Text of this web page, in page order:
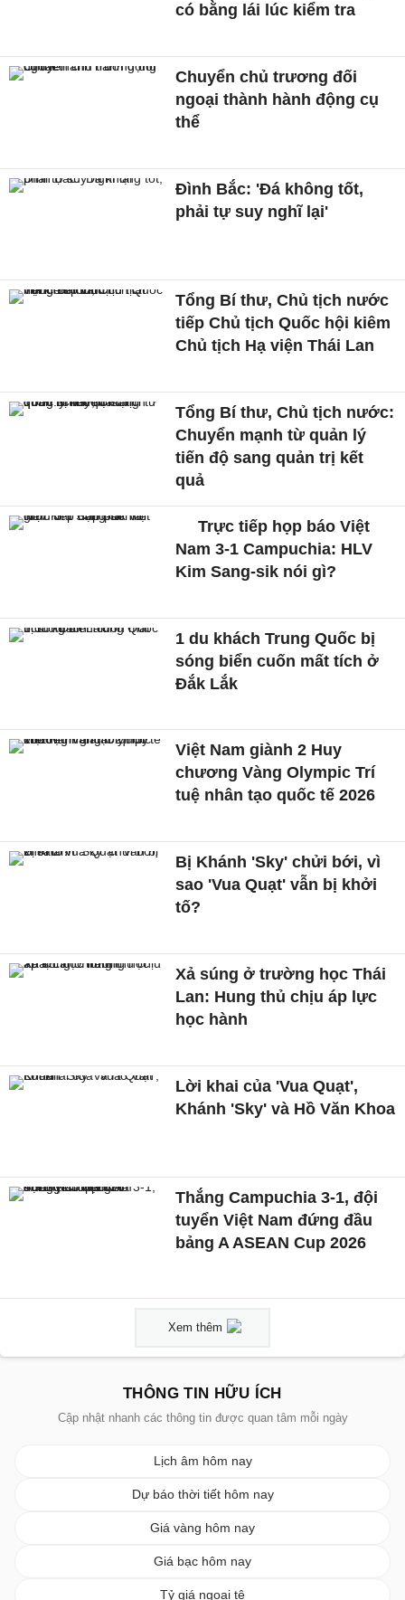
có bằng lái lúc kiểm tra
Chuyển chủ trương đối
ngoại thành hành động cụ
thể
Đình Bắc: 'Đá không tốt,
phải tự suy nghĩ lại'
Tổng Bí thư, Chủ tịch nước
tiếp Chủ tịch Quốc hội kiêm
Chủ tịch Hạ viện Thái Lan
Tổng Bí thư, Chủ tịch nước:
Chuyển mạnh từ quản lý
tiến độ sang quản trị kết
quả
Trực tiếp họp báo Việt
Nam 3-1 Campuchia: HLV
Kim Sang-sik nói gì?
1 du khách Trung Quốc bị
sóng biển cuốn mất tích ở
Đắk Lắk
Việt Nam giành 2 Huy
chương Vàng Olympic Trí
tuệ nhân tạo quốc tế 2026
Bị Khánh 'Sky' chửi bới, vì
sao 'Vua Quạt' vẫn bị khởi
tố?
Xả súng ở trường học Thái
Lan: Hung thủ chịu áp lực
học hành
Lời khai của 'Vua Quạt',
Khánh 'Sky' và Hồ Văn Khoa
Thắng Campuchia 3-1, đội
tuyển Việt Nam đứng đầu
bảng A ASEAN Cup 2026
Xem thêm
THÔNG TIN HỮU ÍCH
Cập nhật nhanh các thông tin được quan tâm mỗi ngày
Lịch âm hôm nay
Dự báo thời tiết hôm nay
Giá vàng hôm nay
Giá bạc hôm nay
Tỷ giá ngoại tệ